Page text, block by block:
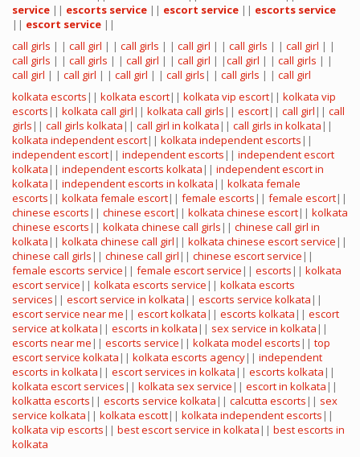
service || escorts service || escort service || escorts service
|| escort service ||
call girls | | call girl | | call girls | | call girl | | call girls | | call girl | |
call girls | | call girls | | call girl | | call girl | |call girl | | call girls | |
call girl | | call girl | | call girl | | call girls | | call girls | | call girl
kolkata escorts || kolkata escort|| kolkata vip escort|| kolkata vip
escorts || kolkata call girl || kolkata call girls || escort|| call girl || call
girls || call girls kolkata || call girl in kolkata || call girls in kolkata ||
kolkata independent escort|| kolkata independent escorts ||
independent escort|| independent escorts || independent escort
kolkata || independent escorts kolkata || independent escort in
kolkata || independent escorts in kolkata || kolkata female
escorts || kolkata female escort|| female escorts || female escort||
chinese escorts || chinese escort|| kolkata chinese escort|| kolkata
chinese escorts || kolkata chinese call girls || chinese call girl in
kolkata || kolkata chinese call girl || kolkata chinese escort service ||
chinese call girls || chinese call girl || chinese escort service ||
female escorts service || female escort service || escorts || kolkata
escort service || kolkata escorts service || kolkata escorts
services || escort service in kolkata || escorts service kolkata ||
escort service near me || escort kolkata || escorts kolkata || escort
service at kolkata || escorts in kolkata || sex service in kolkata ||
escorts near me || escorts service || kolkata model escorts || top
escort service kolkata || kolkata escorts agency|| independent
escorts in kolkata || escort services in kolkata || escorts kolkata ||
kolkata escort services || kolkata sex service || escort in kolkata ||
kolkatta escorts || escorts service kolkata || calcutta escorts || sex
service kolkata || kolkata escott|| kolkata independent escorts ||
kolkata vip escorts || best escort service in kolkata || best escorts in
kolkata